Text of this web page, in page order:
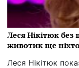
Леся Нікітюк без
животик ще
Леся Нікітюк